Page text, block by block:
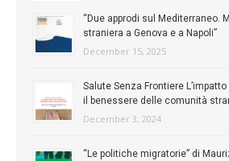
“Due approdi sul Mediterraneo.
straniera a Genova e a Napoli”
December 15, 2025
Salute Senza Frontiere
il benessere delle comunità
December 3, 2024
“Le politiche migratorie” di